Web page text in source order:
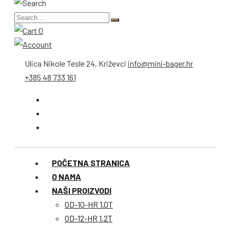
0
Ulica Nikole Tesle 24, Križevci info@mini-bager.hr
+385 48 733 161
POČETNA STRANICA
O NAMA
NAŠI PROIZVODI
OD-10-HR 1.0T
OD-12-HR 1.2T